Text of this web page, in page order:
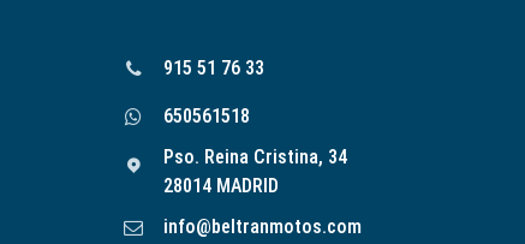
915 51 76 33
650561518
Pso. Reina Cristina, 34
28014 MADRID
info@beltranmotos.com